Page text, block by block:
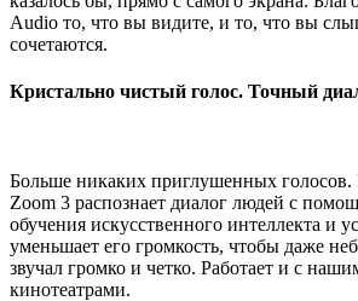
Audio то, что вы видите, и то, что вы
сочетаются.
Кристально чистый голос. Точный
Больше никаких приглушенных
Zoom 3 распознает диалог людей с
обучения искусственного интеллекта и
уменьшает его громкость, чтобы даже
звучал громко и четко. Работает и с
кинотеатрами.